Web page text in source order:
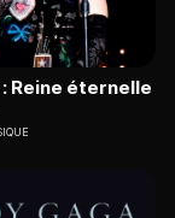
Reine éternelle